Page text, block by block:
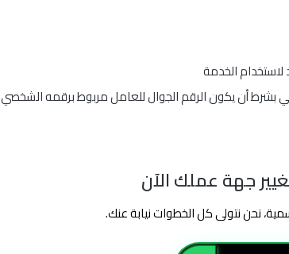
لاستخدام الخدمة
بشرط أن يكون الرقم الجوال للعامل مربوط برقمه الشخصي
جهة عملك الآن
نحن نتولى كل الخطوات نيابة عنك.